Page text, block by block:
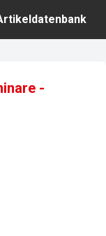
-